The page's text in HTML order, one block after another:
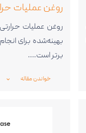
روغن عملیات
روغن عملیات
بهینه‌شده برای
برتر است.…
خواندن مقاله _expand_more_